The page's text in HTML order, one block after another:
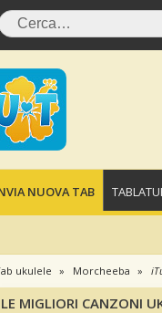
NUOVA TAB
ukulele Morcheeba
LE MIGLIORI CANZONI